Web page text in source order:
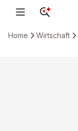
Home Wirtschaft